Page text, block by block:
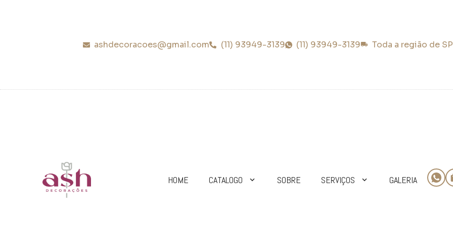
ashdecoracoes@gmail.com (11) 93949-3139 (11) 93949-3139 Toda a região de SP
HOME CATALOGO SOBRE SERVIÇOS GALERIA